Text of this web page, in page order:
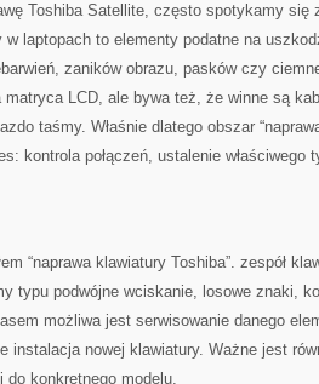
Toshiba Satellite, często spotykamy się
w laptopach to elementy podatne na
zaników obrazu, pasków czy
LCD, ale bywa też, że winne są
taśmy. Właśnie dlatego obszar
kontrola połączeń, ustalenie właściwego
“naprawa klawiatury Toshiba”. zespół
typu podwójne wciskanie, losowe znaki,
możliwa jest serwisowanie danego
instalacja nowej klawiatury. Ważne jest
do konkretnego modelu.